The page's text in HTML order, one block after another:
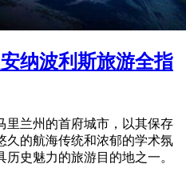
纳波利斯旅游全指
里兰州的首府城市，以其保存
久的航海传统和浓郁的学术氛
史魅力的旅游目的地之一。